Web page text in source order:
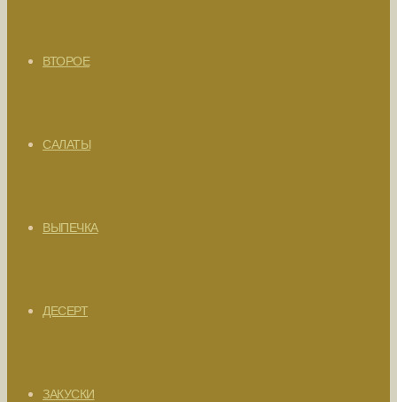
ВТОРОЕ
САЛАТЫ
ВЫПЕЧКА
ДЕСЕРТ
ЗАКУСКИ